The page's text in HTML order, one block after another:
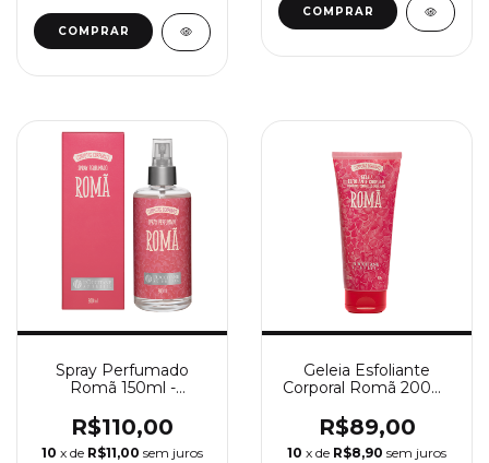
Spray Perfumado
Romã 150ml -
R$110,00
10 x de R$11,00 sem juros
Geleia Esfoliante
Corporal Romã 200ml
R$89,00
10 x de R$8,90 sem juros